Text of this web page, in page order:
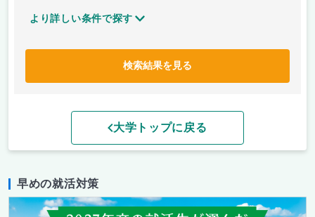
より詳しい条件で探す
検索結果を見る
大学トップに戻る
早めの就活対策